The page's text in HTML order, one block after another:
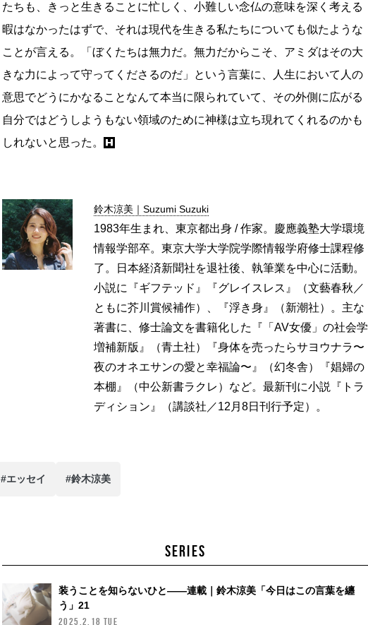
たちも、きっと生きることに忙しく、小難しい念仏の意味を深く考える
暇はなかったはずで、それは現代を生きる私たちについても似たような
ことが言える。「ぼくたちは無力だ。無力だからこそ、アミダはその大
きな力によって守ってくださるのだ」という言葉に、人生において人の
意思でどうにかなることなんて本当に限られていて、その外側に広がる
自分ではどうしようもない領域のために神様は立ち現れてくれるのかも
しれないと思った。
鈴木涼美｜Suzumi Suzuki
1983年生まれ、東京都出身 / 作家。慶應義塾大学環境
情報学部卒。東京大学大学院学際情報学府修士課程修
了。日本経済新聞社を退社後、執筆業を中心に活動。
小説に『ギフテッド』『グレイスレス』（文藝春秋／
ともに芥川賞候補作）、『浮き身』（新潮社）。主な
著書に、修士論文を書籍化した『「AV女優」の社会学
増補新版』（青土社）『身体を売ったらサヨウナラ〜
夜のオネエサンの愛と幸福論〜』（幻冬舎）『娼婦の
本棚』（中公新書ラクレ）など。最新刊に小説『トラ
ディション』（講談社／12月8日刊行予定）。
#エッセイ #鈴木涼美
SERIES
装うことを知らないひと——連載｜鈴木涼美「今日はこの言葉を纏
う」21
2025.2.18 TUE